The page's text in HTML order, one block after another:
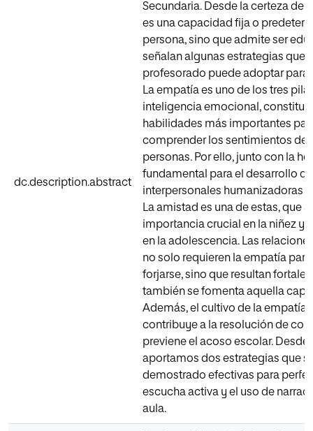
dc.description.abstract
Secundaria. Desde la certeza de
es una capacidad fija o
persona, sino que admite ser
señalan algunas estrategias que
profesorado puede adoptar para
La empatía es uno de los tres
inteligencia emocional,
habilidades más importantes
comprender los sentimientos de
personas. Por ello, junto con la
fundamental para el desarrollo
interpersonales humanizadoras
La amistad es una de estas, que
importancia crucial en la niñez y,
en la adolescencia. Las
no solo requieren la empatía
forjarse, sino que resultan
también se fomenta aquella
Además, el cultivo de la empatía
contribuye a la resolución de
previene el acoso escolar. Desde
aportamos dos estrategias que
demostrado efectivas para
escucha activa y el uso de
aula.